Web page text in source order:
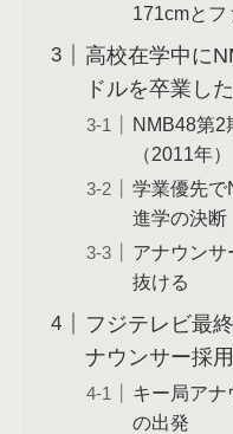
171cmとフ
高校在学中に
ドルを卒業し
NMB48第2
（2011年）
学業優先
進学の決断
アナウン
抜ける
フジテレビ最
ナウンサー採
キー局ア
の出発